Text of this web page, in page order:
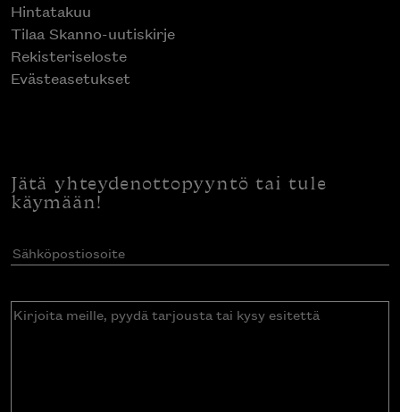
Hintatakuu
Tilaa Skanno-uutiskirje
Rekisteriseloste
Evästeasetukset
Jätä yhteydenottopyyntö tai tule
käymään!
Sähköpostiosoite(Pakollinen)
Kirjoita